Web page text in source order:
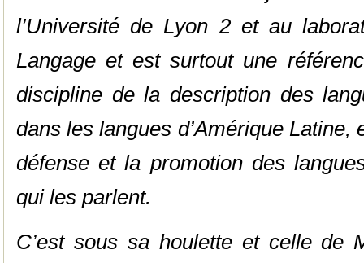
l’Université de Lyon 2 et au
Langage et est surtout une
discipline de la description des
dans les langues d’Amérique
défense et la promotion des
qui les parlent.
C’est sous sa houlette et celle de